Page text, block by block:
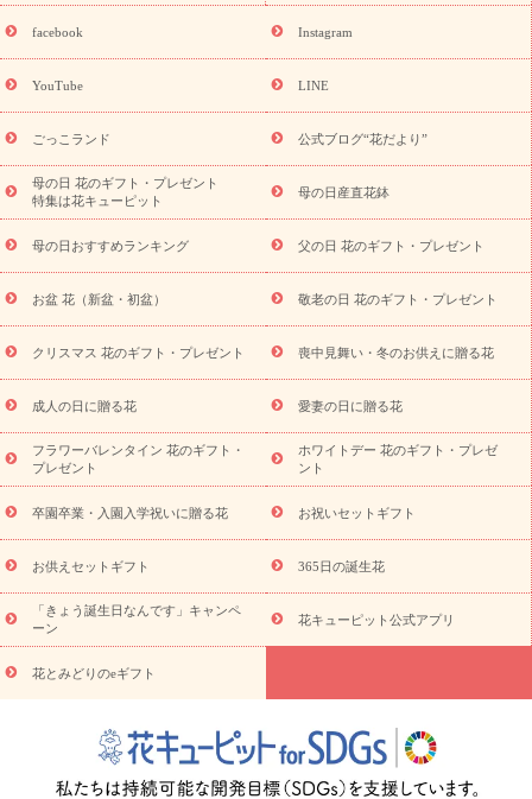
日フラワーギフト商品一覧
ユリ トルコキキョウ
誕生花(トルコキキョウ)
9月の誕生花(リンドウ)
誕生日セット
ギフト
「きょう誕生日なんです」キャンペーン
用途から探す お祝いの花特集 当日配達特急便
お祝い商品
一覧
お祝い 新築・引っ越し祝い
結婚記念日
結婚祝い 出産祝い 退院祝い・快気祝い
還暦
祝い・長寿祝い
プチギフト ペットのお祝いフラワー
元・暑中見舞い
敬老の日
お供え
お供え・お悔やみ商品一覧 お供え・お悔やみの花
十九日法要以降に贈る花
通夜・葬儀に贈る花
お供え お花とセッ
お盆（新盆・初盆）
お祝い返し お見舞い
お取り
プリザーブドフラワー
スタイルから探す
アレンジメント
蘭・花鉢
ミディ胡蝶蘭・お祝い ミディ胡蝶蘭・お供え
の青色胡蝶蘭
観葉植物 観葉植物 産直多肉植物
プリザーブ
ドフラワー
お祝い お供え・お悔やみ 花とセットギフト
ミオーダー
プチギフト（hanamore -ハナモア-）
花とみどりの
eギフト
花キューピットのeGfit カラー ピンク
レンジ
レッド お花の種類 バラ ユリ トルコキキョウ
予
算から探す
お祝い お祝い・3000円～ お祝い・
お祝い・5000円～ お祝い・7000円～ お祝い・10000円～
お供え・お悔やみ
お供え・お悔やみ・3000円～
お供え・お
悔やみ・5000円～ お供え・お悔やみ・7000円～
お供え・お悔
やみ・10000円～
365日の誕生花カレンダー
開店・開業祝
お祝いを贈るときのマナー・
花キューピットのお祝いコラム一覧
誕生日のお花を「色
彩心理学」で選ぶ方法
結婚祝いの予算相場
出産祝いお役立ち情
facebook Instagram
YouTube LINE
ごっこランド 公式ブログ“花だより”
母の日 花のギフト・プレゼント
特集は花キューピット
母の日産直花鉢
母の日おすすめランキング 父の日 花のギフト・プレゼント
お盆 花（新盆・初盆） 敬老の日 花のギフト・プレゼント
クリスマス 花のギフト・プレゼント 喪中見舞い・冬のお供えに贈る花
成人の日に贈る花 愛妻の日に贈る花
フラワーバレンタイン 花のギフト・
プレゼント
ホワイトデー 花のギフト・プレゼ
ント
卒園卒業・入園入学祝いに贈る花 お祝いセットギフト
お供えセットギフト 365日の誕生花
「きょう誕生日なんです」キャンペ
ーン
花キューピット公式アプリ
花とみどりのeギフト